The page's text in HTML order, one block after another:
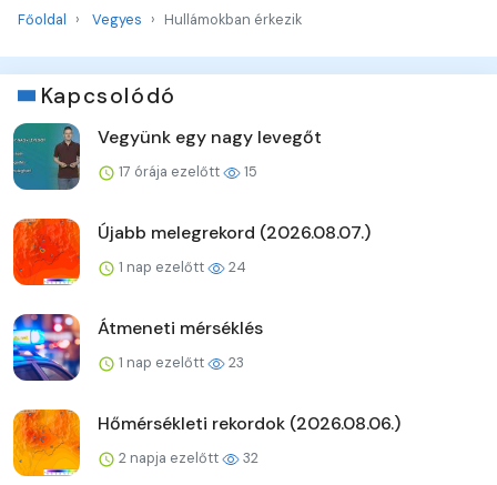
Főoldal Vegyes Hullámokban érkezik
Kapcsolódó
Vegyünk egy nagy levegőt
17 órája ezelőtt 15
Újabb melegrekord (2026.08.07.)
1 nap ezelőtt 24
Átmeneti mérséklés
1 nap ezelőtt 23
Hőmérsékleti rekordok (2026.08.06.)
2 napja ezelőtt 32